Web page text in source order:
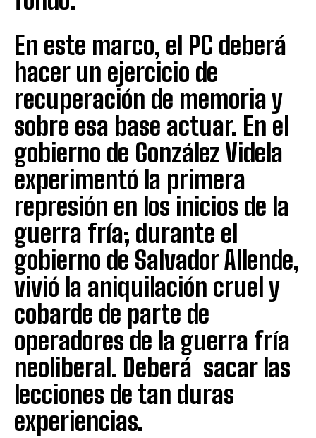
En este marco, el PC deberá
hacer un ejercicio de
recuperación de memoria y
sobre esa base actuar. En el
gobierno de González Videla
experimentó la primera
represión en los inicios de la
guerra fría; durante el
gobierno de Salvador Allende,
vivió la aniquilación cruel y
cobarde de parte de
operadores de la guerra fría
neoliberal. Deberá sacar las
lecciones de tan duras
experiencias.